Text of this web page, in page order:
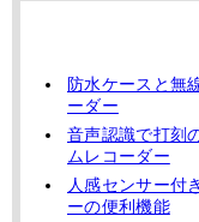
防水ケースと無
ーダー
音声認識で打刻
ムレコーダー
人感センサー付
ーの便利機能